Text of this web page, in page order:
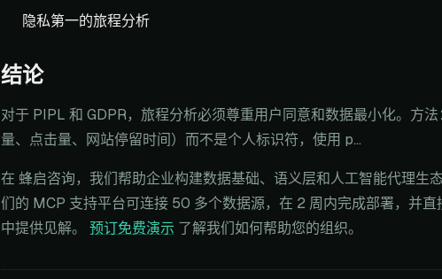
隐私第一的旅程分析
结论
对于 PIPL 和 GDPR，旅程分析必须尊重用户同意和数据最小化。方
量、点击量、网站停留时间）而不是个人标识符，使用 p...
在 蜂启咨询，我们帮助企业构建数据基础、语义层和人工智能代理生
们的 MCP 支持平台可连接 50 多个数据源，在 2 周内完成部署，并
中提供见解。 预订免费演示 了解我们如何帮助您的组织。